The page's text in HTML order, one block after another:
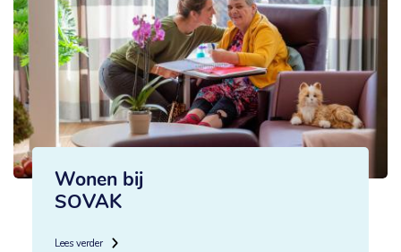
Wonen bij
SOVAK
Lees verder